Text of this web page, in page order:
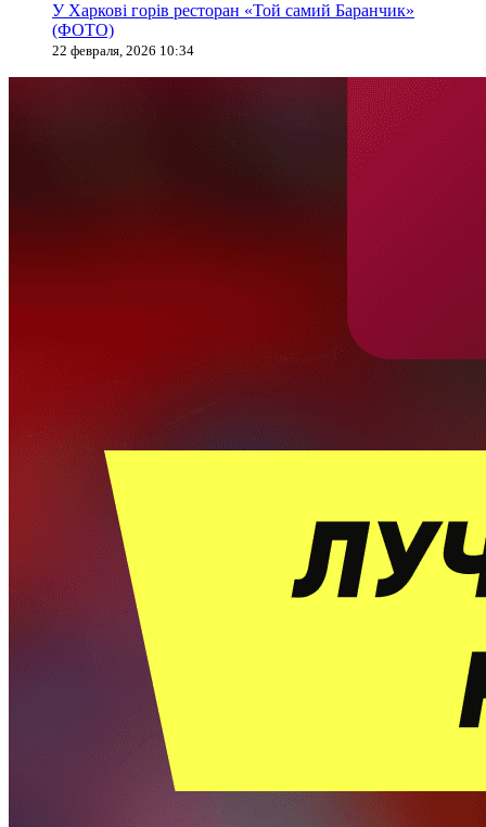
У Харкові горів ресторан «Той самий Баранчик»
(ФОТО)
22 февраля, 2026 10:34